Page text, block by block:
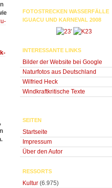
FOTOSTRECKEN WASSERFÄLLE
IGUACU UND KARNEVAL 2008
'
INTERESSANTE LINKS
Bilder der Website bei Google
Naturfotos aus Deutschland
Wilfried Heck
Windkraftkritische Texte
SEITEN
Startseite
Impressum
Über den Autor
RESSORTS
Kultur (6.975)